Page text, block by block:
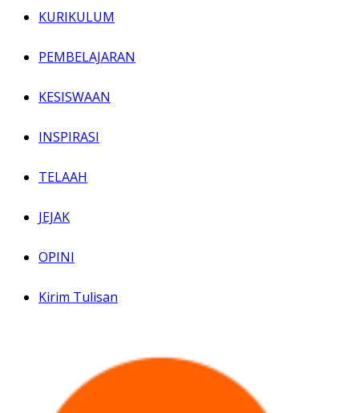
KURIKULUM
PEMBELAJARAN
KESISWAAN
INSPIRASI
TELAAH
JEJAK
OPINI
Kirim Tulisan